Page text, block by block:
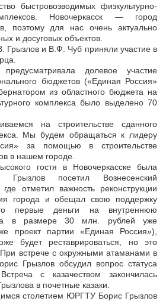
быстровозводимых физкультурно-
Новочеркасск — город
поэтому для нас очень актуально
и досуговых объектов.
Грызлов и В.Ф. Чуб приняли участие в
долевое участие
бюджетов («Единая Россия»
из областного бюджета на
комплекса было выделено 70
на строительстве сданного
Мы будем обращаться к лидеру
за помощью в строительстве
в нашем городе.
гостя в Новочеркасске была
посетил Вознесенский
отметил важность реконструкции
города и обещал свою поддержку
первые деньги на внутреннюю
в размере 30 млн. рублей уже
проект партии «Единая Россия»),
будет реставрироваться, но это
встрече с окружными атаманами в
Грызлов обсудил вопрос статуса
с казачеством закончилась
в почетные казаки.
столетием ЮРГТУ Борис Грызлов